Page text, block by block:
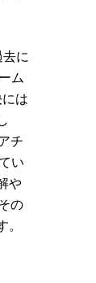
に
ム
は
チ
い
や
の